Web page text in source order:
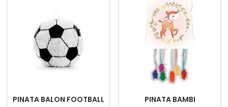
PINATA BALON FOOTBALL PINATA BAMBI